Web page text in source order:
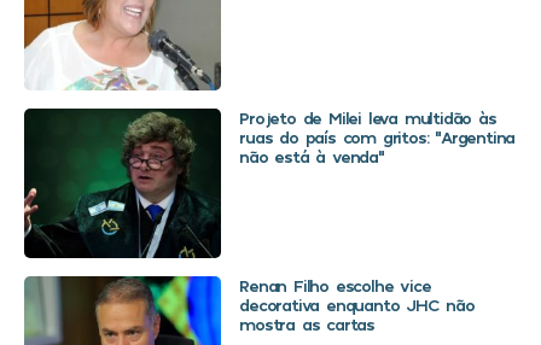
Projeto de Milei leva multidão às
ruas do país com gritos: “Argentina
não está à venda”
Renan Filho escolhe vice
decorativa enquanto JHC não
mostra as cartas